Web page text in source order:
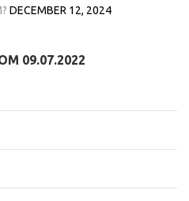
DECEMBER 12, 2024
09.07.2022